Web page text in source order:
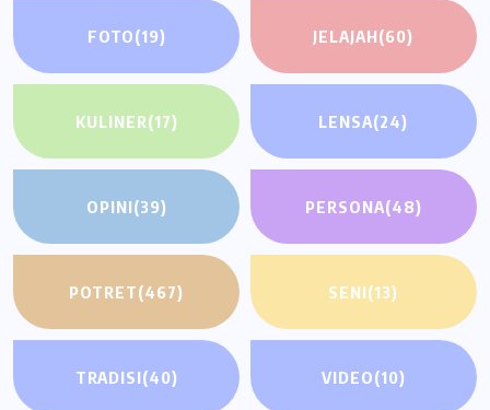
FOTO(19) JELAJAH(60)
KULINER(17) LENSA(24)
OPINI(39) PERSONA(48)
POTRET(467) SENI(13)
TRADISI(40) VIDEO(10)